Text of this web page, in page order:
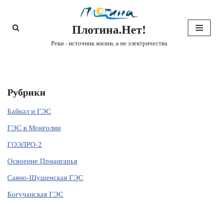
Перейти
Плотина.Нет!
Реки - источник жизни, а не электричества
Рубрики
Байкал и ГЭС
ГЭС в Монголии
ГОЭЛРО-2
Освоение Приангарья
Саяно-Шушенская ГЭС
Богучанская ГЭС